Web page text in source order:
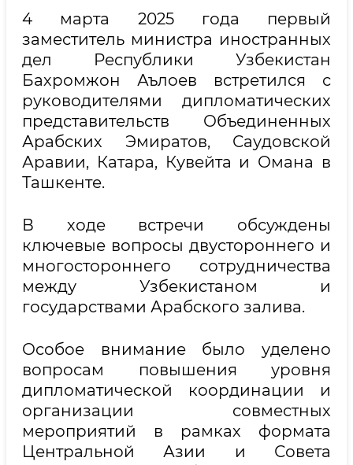
4 марта 2025 года первый
заместитель министра иностранных
дел Республики Узбекистан
Бахромжон Аълоев встретился с
руководителями дипломатических
представительств Объединенных
Арабских Эмиратов, Саудовской
Аравии, Катара, Кувейта и Омана в
Ташкенте.
В ходе встречи обсуждены
ключевые вопросы двустороннего и
многостороннего сотрудничества
между Узбекистаном и
государствами Арабского залива.
Особое внимание было уделено
вопросам повышения уровня
дипломатической координации и
организации совместных
мероприятий в рамках формата
Центральной Азии и Совета